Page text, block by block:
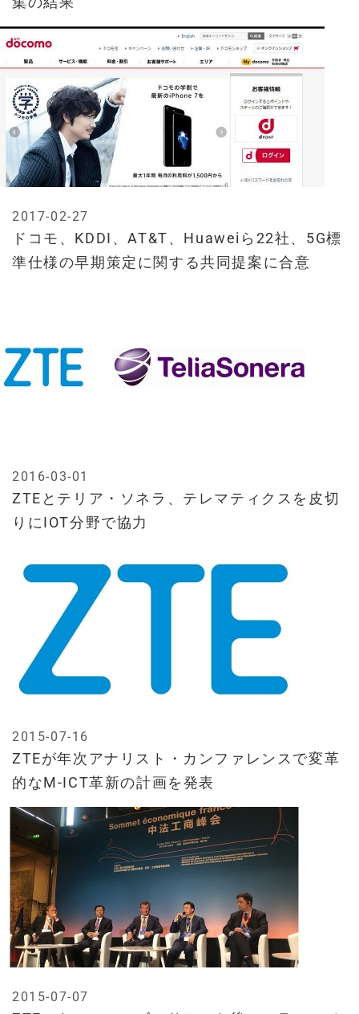
ドコモ、KDDI、AT&T、Huaweiら22社、5G標
準仕様の早期策定に関する共同提案に合意
2017-02-27
ZTEとテリア・ソネラ、テレマティクスを皮切
りにIOT分野で協力
2016-03-01
ZTEが年次アナリスト・カンファレンスで変革
的なM-ICT革新の計画を発表
2015-07-16
2015-07-07